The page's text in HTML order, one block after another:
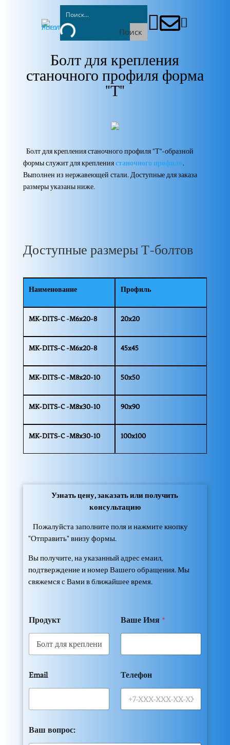
Поиск 
Болт для крепления
станочного профиля форма
"Т"
Болт для крепления станочного профиля "Т"-образной
формы служит для крепления станочного профиля.
Выполнен из нержавеющей стали. Доступные для заказа
размеры указаны ниже.
Доступные размеры Т-болтов
Наименование Профиль
MK-DITS-C -M6x20-8 20x20
MK-DITS-C -M6x20-8 45x45
MK-DITS-C -M8x20-10 50x50
MK-DITS-C -M8x30-10 90x90
MK-DITS-C -M8x30-10 100x100
Узнать цену, заказать или получить
консультацию
Пожалуйста заполните поля и нажмите кнопку
"Отправить" внизу формы.
Вы получите, на указанный адрес емаил,
подтверждение и номер Вашего обращения. Мы
свяжемся с Вами в ближайшее время.
Продукт Ваше Имя *
Email Телефон
Ваш вопрос: